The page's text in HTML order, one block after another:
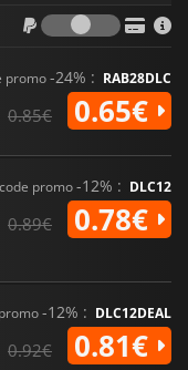
Frais
promo-24% : RAB28DLC
0.85€ 0.65€
code promo-12% : DLC12
0.89€ 0.78€
-12% : DLC12DEAL
0.92€ 0.81€